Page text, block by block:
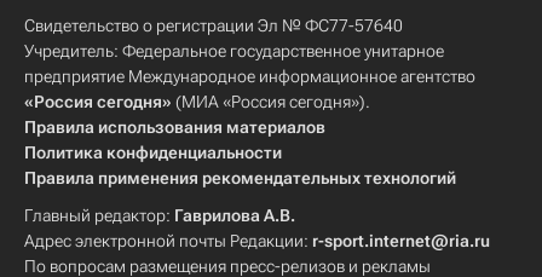
Свидетельство о регистрации Эл № ФС77-57640
Учредитель: Федеральное государственное унитарное
предприятие Международное информационное агентство
«Россия сегодня» (МИА «Россия сегодня»).
Правила использования материалов
Политика конфиденциальности
Правила применения рекомендательных технологий
Главный редактор: Гаврилова А.В.
Адрес электронной почты Редакции: r-sport.internet@ria.ru
По вопросам размещения пресс-релизов и рекламы